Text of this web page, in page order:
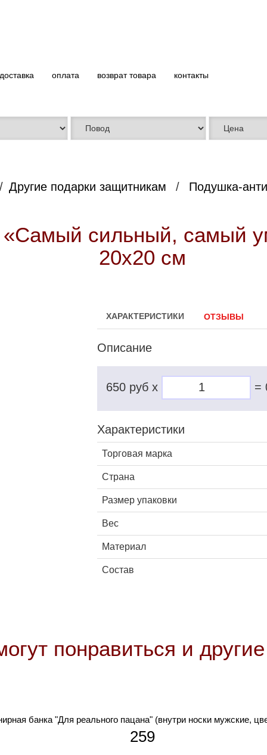
доставка оплата возврат товара контакты
Другие подарки защитникам Подушка-
«Самый сильный, самый
20х20 см
ХАРАКТЕРИСТИКИ ОТЗЫВЫ
Описание
650 руб x =
Характеристики
Торговая марка
Страна
Размер упаковки
Вес
Материал
Состав
понравиться и
банка "Для реального пацана" (внутри носки мужские,
259